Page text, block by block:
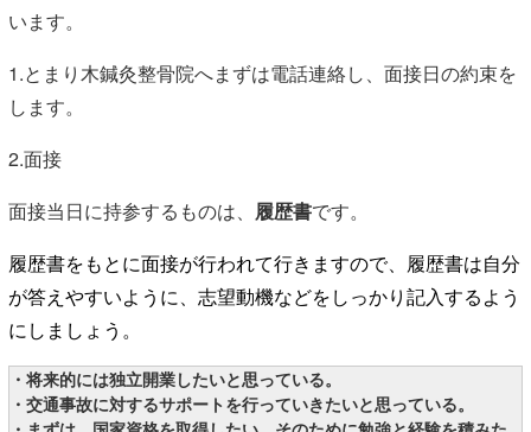
います。
1.とまり木鍼灸整骨院へまずは電話連絡し、面接日の約束を
します。
2.面接
面接当日に持参するものは、 履歴書です。
履歴書をもとに面接が行われて行きますので、履歴書は自分
が答えやすいように、志望動機などをしっかり記入するよう
にしましょう。
・将来的には独立開業したいと思っている。
・交通事故に対するサポートを行っていきたいと思っている。